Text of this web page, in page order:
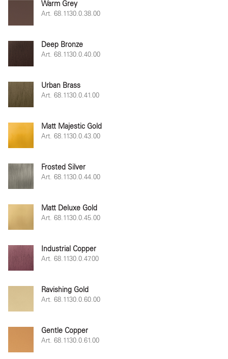
Warm Grey
Art. 68.1130.0.38.00
Deep Bronze
Art. 68.1130.0.40.00
Urban Brass
Art. 68.1130.0.41.00
Matt Majestic Gold
Art. 68.1130.0.43.00
Frosted Silver
Art. 68.1130.0.44.00
Matt Deluxe Gold
Art. 68.1130.0.45.00
Industrial Copper
Art. 68.1130.0.47.00
Ravishing Gold
Art. 68.1130.0.60.00
Gentle Copper
Art. 68.1130.0.61.00